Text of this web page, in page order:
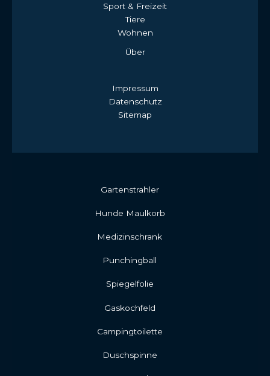
Sport & Freizeit
Tiere
Wohnen
Über
Impressum
Datenschutz
Sitemap
Gartenstrahler
Hunde Maulkorb
Medizinschrank
Punchingball
Spiegelfolie
Gaskochfeld
Campingtoilette
Duschspinne